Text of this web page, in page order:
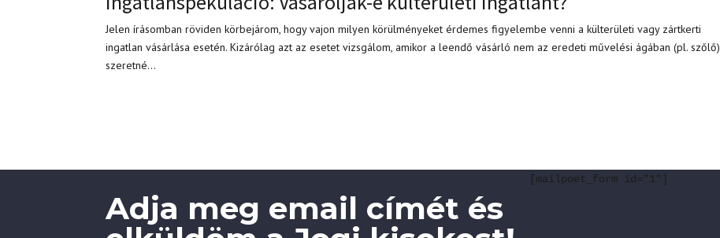
Jelen írásomban röviden körbejárom, hogy vajon milyen körülményeket érdemes figyelembe venni a külterületi vagy zártkerti
ingatlan vásárlása esetén. Kizárólag azt az esetet vizsgálom, amikor a leendő vásárló nem az eredeti művelési ágában (pl. szőlő)
szeretné...
Adja meg email címét és
[mailpoet_form id="1"]